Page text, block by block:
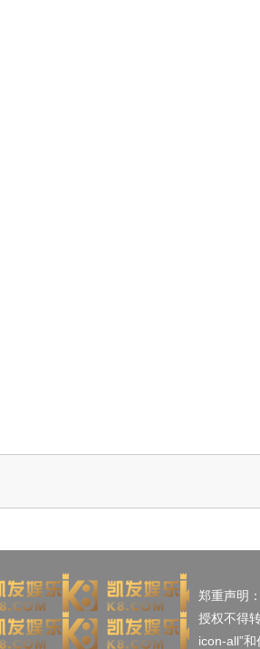
郑重声明
授权不得
icon-all”